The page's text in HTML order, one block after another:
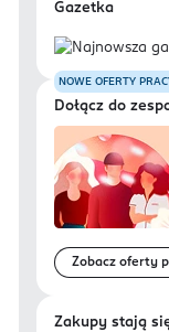
Gazetka
NOWE OFERTY
Dołącz do
Zobacz oferty
Zakupy stają